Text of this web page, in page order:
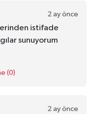
2 ay önce
istifade
sunuyorum
(0)
2 ay önce